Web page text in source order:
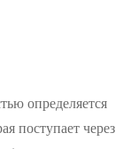
определяется
поступает через